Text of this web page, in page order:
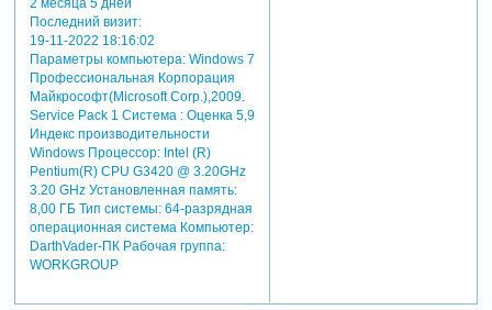
Последний визит:
19-11-2022 18:16:02
Параметры компьютера:Windows 7
Профессиональная Корпорация
Майкрософт(Microsoft Corp.),2009.
Service Pack 1 Система : Оценка 5,9
Индекс производительности
Windows Процессор: Intel (R)
Pentium(R) CPU G3420 @ 3.20GHz
3.20 GHz Установленная память:
8,00 ГБ Тип системы: 64-разрядная
операционная система Компьютер:
DarthVader-ПК Рабочая группа:
WORKGROUP